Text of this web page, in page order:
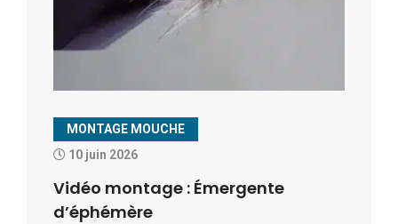
MONTAGE MOUCHE
10 juin 2026
Vidéo montage : Émergente
d’éphémère